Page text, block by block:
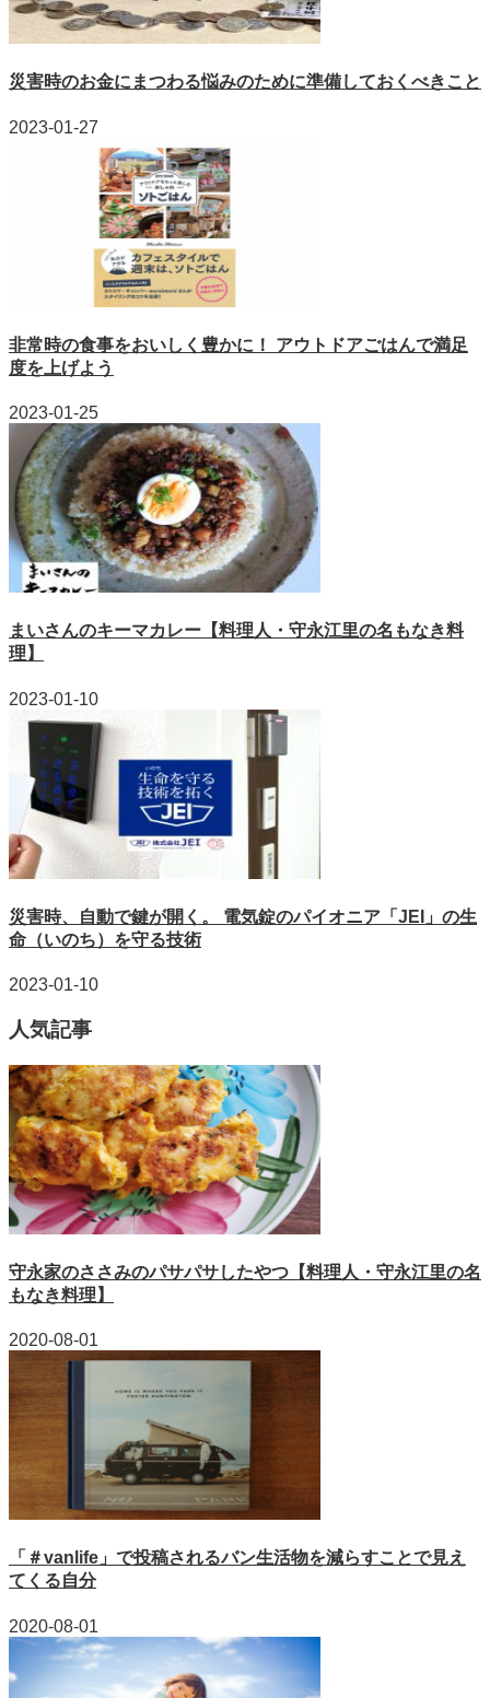
災害時のお金にまつわる悩みのために準備しておくべきこと
2023-01-27
非常時の食事をおいしく豊かに！ アウトドアごはんで満足
度を上げよう
2023-01-25
まいさんのキーマカレー【料理人・守永江里の名もなき料
理】
2023-01-10
災害時、自動で鍵が開く。 電気錠のパイオニア「JEI」の生
命（いのち）を守る技術
2023-01-10
人気記事
守永家のささみのパサパサしたやつ【料理人・守永江里の名
もなき料理】
2020-08-01
「＃vanlife」で投稿されるバン生活物を減らすことで見え
てくる自分
2020-08-01